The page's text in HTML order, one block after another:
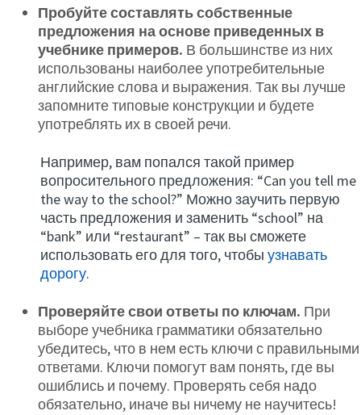
Пробуйте составлять собственные
предложения на основе приведенных в
учебнике примеров. В большинстве из них
использованы наиболее употребительные
английские слова и выражения. Так вы лучше
запомните типовые конструкции и будете
употреблять их в своей речи.
Например, вам попался такой пример
вопросительного предложения: “Can you tell me
the way to the school?” Можно заучить первую
часть предложения и заменить “school” на
“bank” или “restaurant” – так вы сможете
использовать его для того, чтобы узнавать
дорогу.
Проверяйте свои ответы по ключам. При
выборе учебника грамматики обязательно
убедитесь, что в нем есть ключи с правильными
ответами. Ключи помогут вам понять, где вы
ошиблись и почему. Проверять себя надо
обязательно, иначе вы ничему не научитесь!